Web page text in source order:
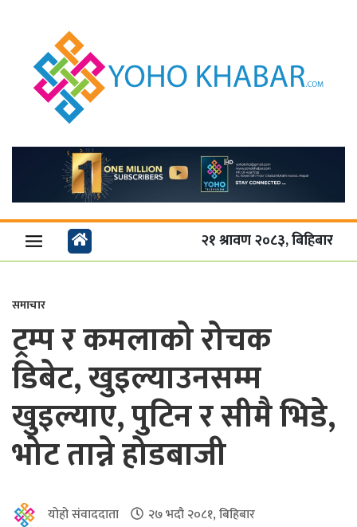
२१ श्रावण २०८३, बिहिबार
समाचार
ट्रम्प र कमलाको रोचक
डिबेट, खुइल्याउनसम्म
खुइल्याए, पुटिन र सीमै भिडे,
भोट तान्ने होडबाजी
योहो संवाददाता २७ भदौ २०८१, बिहिबार